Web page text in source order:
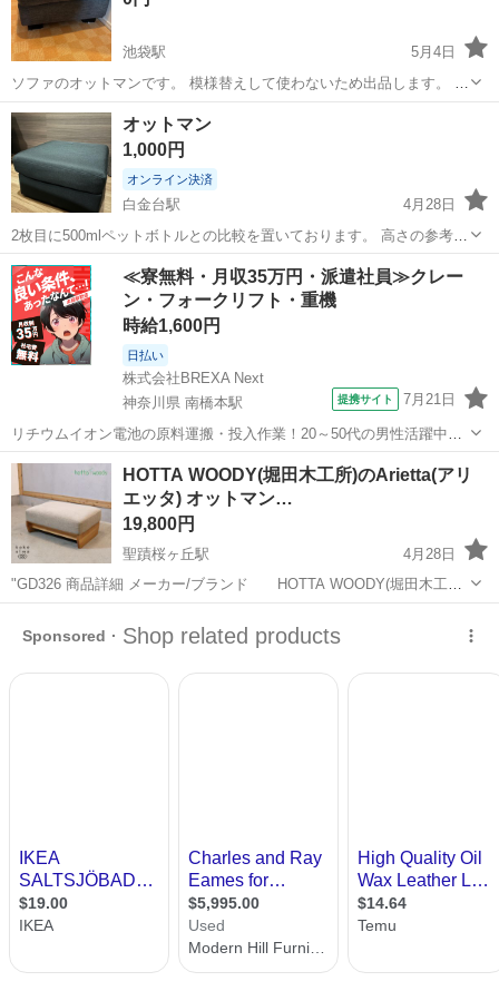
池袋駅
5月4日
ソファのオットマンです。 模様替えして使わないため出品します。 60
センチ正方形 高さ35センチ グレー 豊島区上池袋郵便局までの引き取
りお願い致します。
東京 豊島区 池袋駅
オットマン
1,000円
オンライン決済
白金台駅
4月28日
2枚目に500mlペットボトルとの比較を置いております。 高さの参考に
してください。 受け取り場所に来れる方のみとなっております。 よろ
しくお願いいたします。
東京 港区 白金台駅 ソファ ペットボトル
≪寮無料・月収35万円・派遣社員≫クレー
ン・フォークリフト・重機
時給1,600円
日払い
株式会社BREXA Next
神奈川県 南橋本駅
提携サイト 7月21日
リチウムイオン電池の原料運搬・投入作業！20～50代の男性活躍中★
ワンルーム寮完備！赴任旅費会社負担！年間休日130日★フォークリフ
ト免許お持ちの方、活躍中！就業先食堂利用可★《神奈川県相模原
市》 人気の工場のお仕事 ◇電...
神奈川 相模原市 その他
HOTTA WOODY(堀田木工所)のArietta(アリ
エッタ) オットマン…
19,800円
聖蹟桜ヶ丘駅
4月28日
"GD326 商品詳細 メーカー/ブランド HOTTA WOODY(堀田木工所)
商品名 Arietta(アリエッタ)オットマン サイズ 幅/72×奥行/52×
高さ/32 cm HOTTA W...